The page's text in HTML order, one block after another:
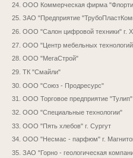
24. ООО Коммерческая фирма
25. ЗАО "Предприятие
26. ООО "Салон цифровой техники" г.
27. ООО "Центр мебельных
28. ООО "МегаСтрой"
29. ТК "Смайли"
30. ООО "Союз - Продресурс"
31. ООО Торговое предприятие "Тулип"
32. ООО "Специальные технологии"
33. ООО "Пять хлебов" г. Сургут
34. ООО "Несмас - парфюм" г.
35. ЗАО "Горно - геологическая